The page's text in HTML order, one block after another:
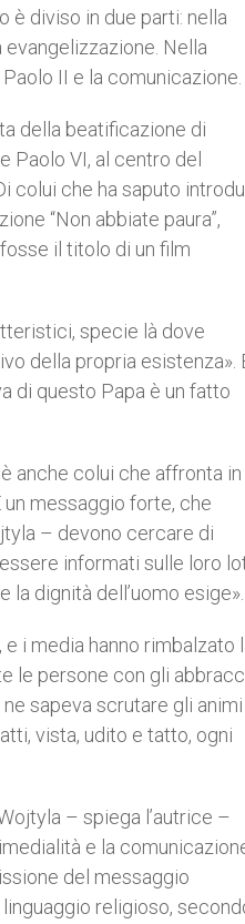
è diviso in due parti: nella
Nella
II e la comunicazione.
della beatificazione di
Paolo VI, al centro del
colui che ha saputo
“Non abbiate paura”,
il titolo di un film
specie là dove
della propria esistenza».
di questo Papa è un fatto
anche colui che affronta in
messaggio forte, che
– devono cercare di
informati sulle loro
dignità dell’uomo esige».
i media hanno rimbalzato
le persone con gli
sapeva scrutare gli
vista, udito e tatto, ogni
– spiega l’autrice –
e la
del messaggio
religioso,